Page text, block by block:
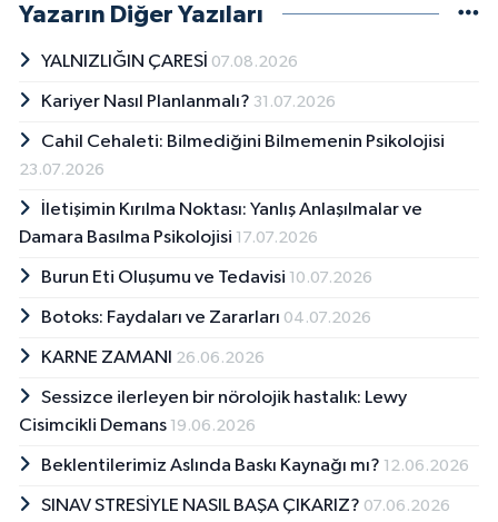
Yazarın Diğer Yazıları
YALNIZLIĞIN ÇARESİ 07.08.2026
Kariyer Nasıl Planlanmalı? 31.07.2026
Cahil Cehaleti: Bilmediğini Bilmemenin Psikolojisi
23.07.2026
İletişimin Kırılma Noktası: Yanlış Anlaşılmalar ve
Damara Basılma Psikolojisi 17.07.2026
Burun Eti Oluşumu ve Tedavisi 10.07.2026
Botoks: Faydaları ve Zararları 04.07.2026
KARNE ZAMANI 26.06.2026
Sessizce ilerleyen bir nörolojik hastalık: Lewy
Cisimcikli Demans 19.06.2026
Beklentilerimiz Aslında Baskı Kaynağı mı? 12.06.2026
SINAV STRESİYLE NASIL BAŞA ÇIKARIZ? 07.06.2026